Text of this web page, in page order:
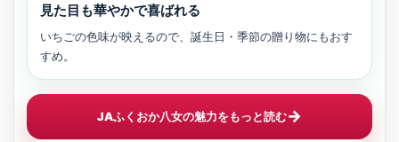
見た目も華やかで喜ばれる
いちごの色味が映えるので、誕生日・季節の贈り物にもおす
すめ。
JAふくおか八女の魅力をもっと読む→